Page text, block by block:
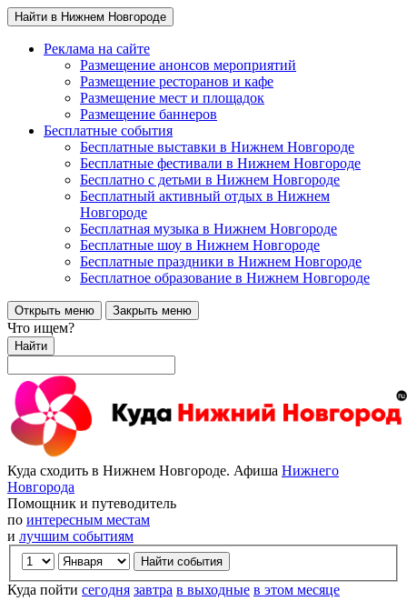
Найти в Нижнем Новгороде
Реклама на сайте
Размещение анонсов мероприятий
Размещение ресторанов и кафе
Размещение мест и площадок
Размещение баннеров
Бесплатные события
Бесплатные выставки в Нижнем Новгороде
Бесплатные фестивали в Нижнем Новгороде
Бесплатно с детьми в Нижнем Новгороде
Бесплатный активный отдых в Нижнем
Новгороде
Бесплатная музыка в Нижнем Новгороде
Бесплатные шоу в Нижнем Новгороде
Бесплатные праздники в Нижнем Новгороде
Бесплатное образование в Нижнем Новгороде
Открыть меню Закрыть меню
Что ищем?
Найти
Куда сходить в Нижнем Новгороде. Афиша Нижнего
Новгорода
Помощник и путеводитель
по интересным местам
и лучшим событиям
Куда пойти сегодня завтра в выходные в этом месяце